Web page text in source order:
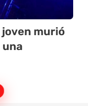
joven murió